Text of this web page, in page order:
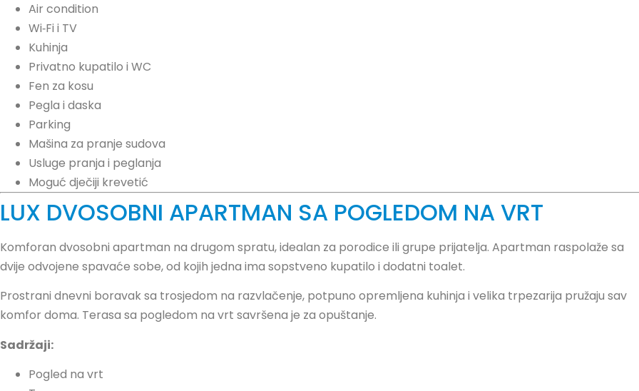
Air condition
Wi‑Fi i TV
Kuhinja
Privatno kupatilo i WC
Fen za kosu
Pegla i daska
Parking
Mašina za pranje sudova
Usluge pranja i peglanja
Moguć dječiji krevetić
LUX DVOSOBNI APARTMAN SA POGLEDOM NA VRT
Komforan dvosobni apartman na drugom spratu, idealan za porodice ili grupe prijatelja. Apartman raspolaže sa
dvije odvojene spavaće sobe, od kojih jedna ima sopstveno kupatilo i dodatni toalet.
Prostrani dnevni boravak sa trosjedom na razvlačenje, potpuno opremljena kuhinja i velika trpezarija pružaju sav
komfor doma. Terasa sa pogledom na vrt savršena je za opuštanje.
Sadržaji:
Pogled na vrt